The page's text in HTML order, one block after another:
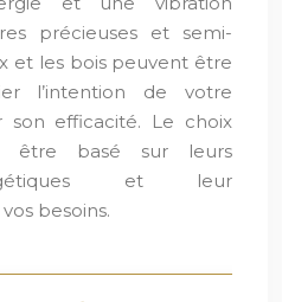
précieuses et semi-
et les bois peuvent être
l’intention de votre
son efficacité. Le choix
être basé sur leurs
et leur
besoins.